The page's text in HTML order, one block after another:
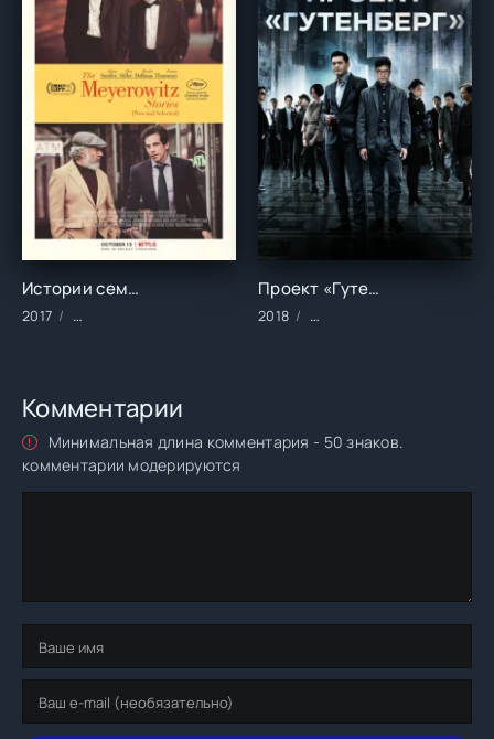
Истории семьи Майровиц (2017)
2017 Фильмы/Зарубежные/Драма/Комедии
Проект «Гутенберг» (2018)
2018 Фильмы/2018 год/
Комментарии
Минимальная длина комментария - 50 знаков.
комментарии модерируются